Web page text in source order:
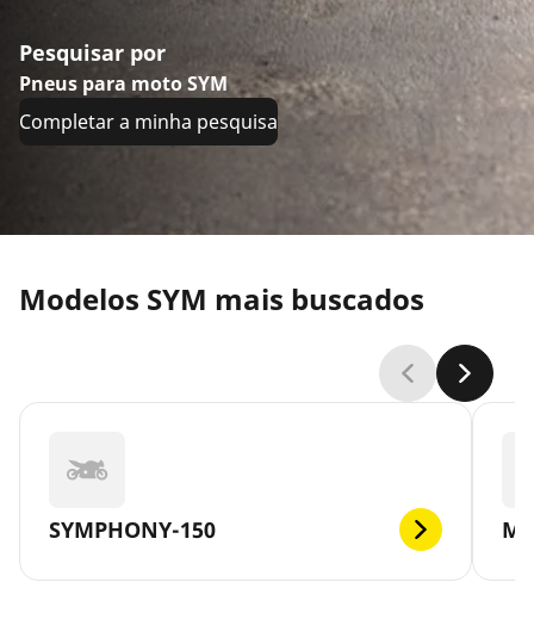
Pesquisar por
Pneus para moto SYM
Completar a minha pesquisa
Modelos SYM mais buscados
SYMPHONY-150